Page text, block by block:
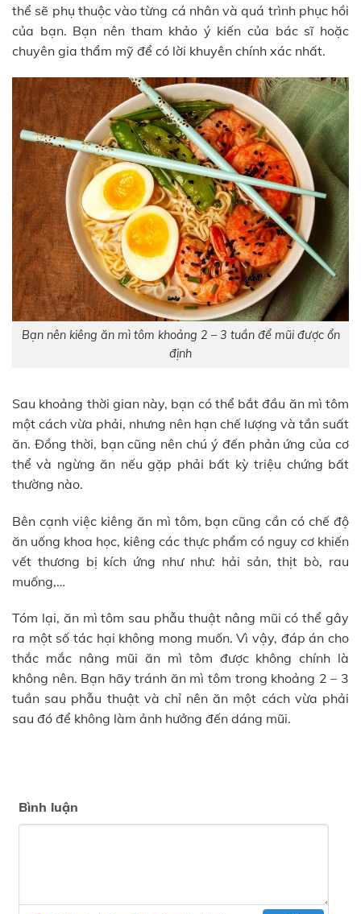
thể sẽ phụ thuộc vào từng cá nhân và quá trình phục hồi
của bạn. Bạn nên tham khảo ý kiến của bác sĩ hoặc
chuyên gia thẩm mỹ để có lời khuyên chính xác nhất.
Bạn nên kiêng ăn mì tôm khoảng 2 – 3 tuần để mũi được ổn
định
Sau khoảng thời gian này, bạn có thể bắt đầu ăn mì tôm
một cách vừa phải, nhưng nên hạn chế lượng và tần suất
ăn. Đồng thời, bạn cũng nên chú ý đến phản ứng của cơ
thể và ngừng ăn nếu gặp phải bất kỳ triệu chứng bất
thường nào.
Bên cạnh việc kiêng ăn mì tôm, bạn cũng cần có chế độ
ăn uống khoa học, kiêng các thực phẩm có nguy cơ khiến
vết thương bị kích ứng như như: hải sản, thịt bò, rau
muống,…
Tóm lại, ăn mì tôm sau phẫu thuật nâng mũi có thể gây
ra một số tác hại không mong muốn. Vì vậy, đáp án cho
thắc mắc nâng mũi ăn mì tôm được không chính là
không nên. Bạn hãy tránh ăn mì tôm trong khoảng 2 – 3
tuần sau phẫu thuật và chỉ nên ăn một cách vừa phải
sau đó để không làm ảnh hưởng đến dáng mũi.
Bình luận